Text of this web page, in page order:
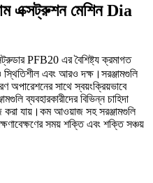
এক্সট্রুশন মেশিন Dia
PFB20 এর বৈশিষ্ট্য ক্রমাগত
স্থিতিশীল এবং আরও দক্ষ।সরঞ্জামগুলি
অপারেশনের সাথে স্বয়ংক্রিয়ভাবে
ব্যবহারকারীদের বিভিন্ন চাহিদা
করা যায়।কম আওয়াজ সহ সরঞ্জামগুলি
সময় শক্তি এবং শক্তি সঞ্চয়